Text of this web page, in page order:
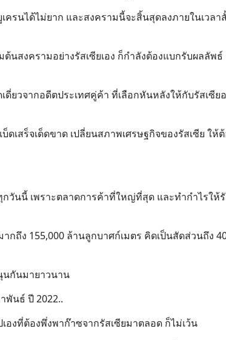
ครนได้ไม่ยาก และสงครามนี้จะสิ้นสุดลงภายในเวลา
นสงครามอย่างรัสเซียเอง ก็กำลังต้องแบกรับผลลัพ
ยวจากอดีตประเทศคู่ค้า ที่เลือกหันหลังให้กับรัสเซีย
เสร็จเด็ดขาด เปลี่ยนสภาพเศรษฐกิจของรัสเซีย ให้
วันนี้ เพราะตลาดการค้าที่ใหญ่ที่สุด และทำกำไรให้
ถึง 155,000 ล้านลูกบาศก์เมตร คิดเป็นสัดส่วนถึง
นกันมายาวนาน
พันธ์ ปี 2022..
งที่ต้องพึ่งพาก๊าซจากรัสเซียมาตลอด ก็ไม่เว้น